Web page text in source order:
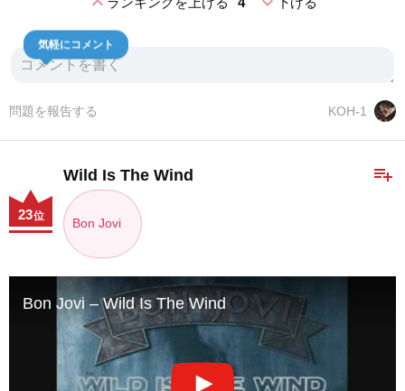
気軽にコメント
KOH-1
問題を報告する
playlist_add
Wild Is The Wind
Bon Jovi
23位
Bon Jovi – Wild Is The Wind